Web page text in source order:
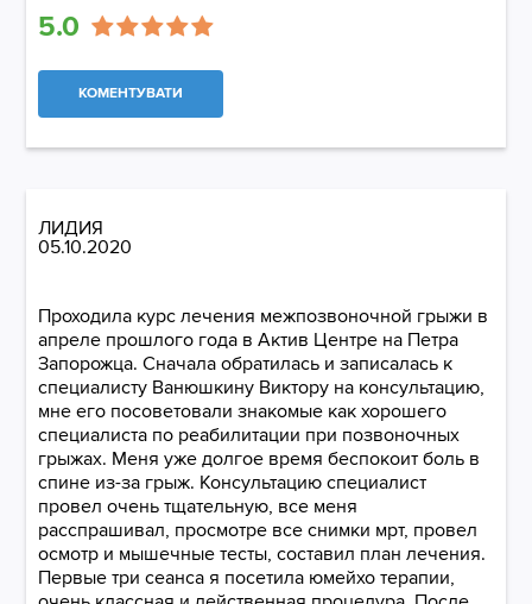
5.0
КОМЕНТУВАТИ
ЛИДИЯ
05.10.2020
Проходила курс лечения межпозвоночной грыжи в
апреле прошлого года в Актив Центре на Петра
Запорожца. Сначала обратилась и записалась к
специалисту Ванюшкину Виктору на консультацию,
мне его посоветовали знакомые как хорошего
специалиста по реабилитации при позвоночных
грыжах. Меня уже долгое время беспокоит боль в
спине из-за грыж. Консультацию специалист
провел очень тщательную, все меня
расспрашивал, просмотре все снимки мрт, провел
осмотр и мышечные тесты, составил план лечения.
Первые три сеанса я посетила юмейхо терапии,